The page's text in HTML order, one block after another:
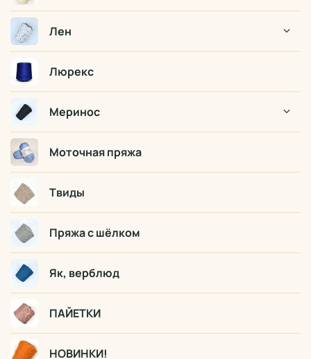
Лен
Люрекс
Меринос
Моточная пряжа
Твиды
Пряжа с шёлком
Як, верблюд
ПАЙЕТКИ
НОВИНКИ!